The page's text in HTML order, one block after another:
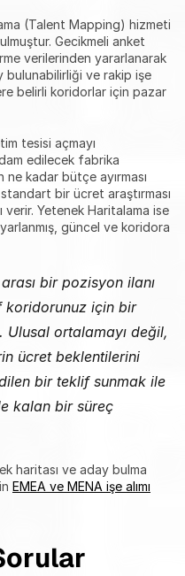
(Talent Mapping) hizmeti
Gecikmeli anket
verilerinden yararlanarak
bulunabilirliği ve rakip işe
belirli koridorlar için pazar
tesisi açmayı
edilecek fabrika
kadar bütçe ayırması
bir ücret araştırması
verir. Yetenek Haritalama ise
güncel ve koridora
arası bir pozisyon ilanı
koridorunuz için bir
Ulusal ortalamayı değil,
ücret beklentilerini
bir teklif sunmak ile
kalan bir süreç
haritası ve aday bulma
EMEA ve MENA işe alımı